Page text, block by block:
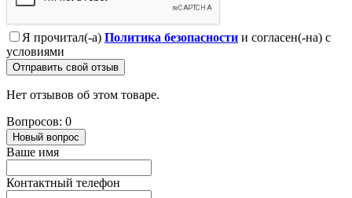
Я прочитал(-а) Политика безопасности и согласен(-на) с
условиями
Отправить свой отзыв
Нет отзывов об этом товаре.
Вопросов: 0
Новый вопрос
Ваше имя
Контактный телефон